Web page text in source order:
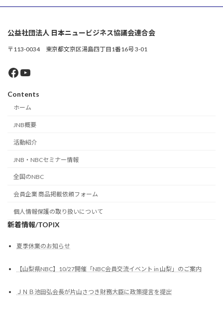
公益社団法人 日本ニュービジネス協議会連合会
〒113-0034 東京都文京区湯島四丁目1番16号 3-01
Facebook
YouTube
Contents
ホーム
JNB概要
活動紹介
JNB・NBCセミナー情報
全国のNBC
会員企業 商品掲載依頼フォーム
個人情報保護の取り扱いについて
新着情報/TOPIX
夏季休業のお知らせ
【山梨県NBC】10/27開催「NBC会員交流イベント in 山梨」のご案内
ＪＮＢ池田弘会長が片山さつき財務大臣に政策提言を提出